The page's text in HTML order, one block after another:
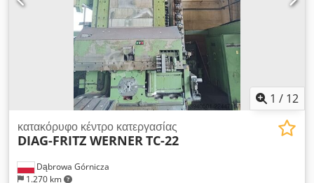
1 / 12
Dąbrowa Górnicza
1.270 km
κατακόρυφο κέντρο κατεργασίας
DIAG-FRITZ WERNERTC-22